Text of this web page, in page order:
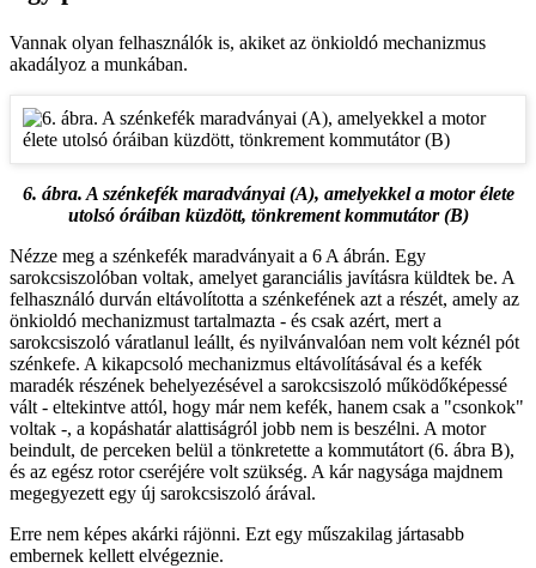
Vannak olyan felhasználók is, akiket az önkioldó mechanizmus
akadályoz a munkában.
6. ábra. A szénkefék maradványai (A), amelyekkel a motor élete
utolsó óráiban küzdött, tönkrement kommutátor (B)
Nézze meg a szénkefék maradványait a 6 A ábrán. Egy
sarokcsiszolóban voltak, amelyet garanciális javításra küldtek be. A
felhasználó durván eltávolította a szénkefének azt a részét, amely az
önkioldó mechanizmust tartalmazta - és csak azért, mert a
sarokcsiszoló váratlanul leállt, és nyilvánvalóan nem volt kéznél pót
szénkefe. A kikapcsoló mechanizmus eltávolításával és a kefék
maradék részének behelyezésével a sarokcsiszoló működőképessé
vált - eltekintve attól, hogy már nem kefék, hanem csak a "csonkok"
voltak -, a kopáshatár alattiságról jobb nem is beszélni. A motor
beindult, de perceken belül a tönkretette a kommutátort (6. ábra B),
és az egész rotor cseréjére volt szükség. A kár nagysága majdnem
megegyezett egy új sarokcsiszoló árával.
Erre nem képes akárki rájönni. Ezt egy műszakilag jártasabb
embernek kellett elvégeznie.